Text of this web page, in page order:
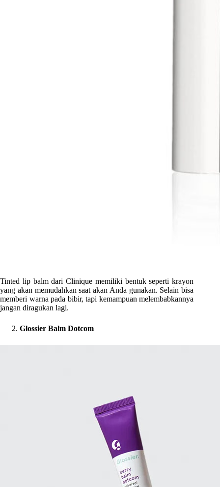
Tinted lip balm dari Clinique memiliki bentuk seperti krayon
yang akan memudahkan saat akan Anda gunakan. Selain bisa
memberi warna pada bibir, tapi kemampuan melembabkannya
jangan diragukan lagi.
Glossier Balm Dotcom